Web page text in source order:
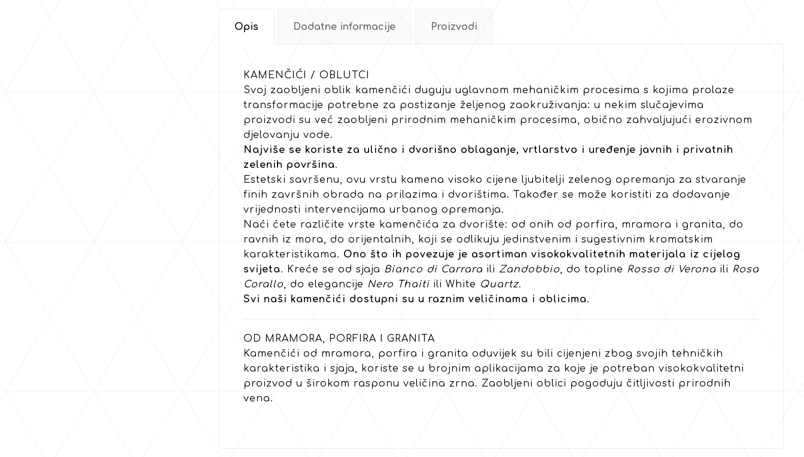
Opis Dodatne informacije Proizvodi
KAMENČIĆI / OBLUTCI
Svoj zaobljeni oblik kamenčići duguju uglavnom mehaničkim procesima s kojima prolaze
transformacije potrebne za postizanje željenog zaokruživanja: u nekim slučajevima
proizvodi su već zaobljeni prirodnim mehaničkim procesima, obično zahvaljujući erozivnom
djelovanju vode.
Najviše se koriste za ulično i dvorišno oblaganje, vrtlarstvo i uređenje javnih i privatnih
zelenih površina.
Estetski savršenu, ovu vrstu kamena visoko cijene ljubitelji zelenog opremanja za stvaranje
finih završnih obrada na prilazima i dvorištima. Također se može koristiti za dodavanje
vrijednosti intervencijama urbanog opremanja.
Naći ćete različite vrste kamenčića za dvorište: od onih od porfira, mramora i granita, do
ravnih iz mora, do orijentalnih, koji se odlikuju jedinstvenim i sugestivnim kromatskim
karakteristikama. Ono što ih povezuje je asortiman visokokvalitetnih materijala iz cijelog
svijeta. Kreće se od sjaja Bianco di Carrara ili Zandobbio , do topline Rosso di Verona ili Rosa
Corallo , do elegancije Nero Thaitiili White Quartz.
Svi naši kamenčići dostupni su u raznim veličinama i oblicima.
OD MRAMORA, PORFIRA I GRANITA
Kamenčići od mramora, porfira i granita oduvijek su bili cijenjeni zbog svojih tehničkih
karakteristika i sjaja, koriste se u brojnim aplikacijama za koje je potreban visokokvalitetni
proizvod u širokom rasponu veličina zrna. Zaobljeni oblici pogoduju čitljivosti prirodnih
vena.